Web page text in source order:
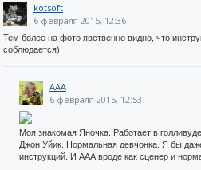
kotsoft
6 февраля 2015, 12:36
Тем более на фото явственно видно, что
соблюдается)
AAA
6 февраля 2015, 12:53
Моя знакомая Яночка. Работает в
Джон Уйик. Нормальная девчонка. Я бы
инструкций. И ААА вроде как сценер и